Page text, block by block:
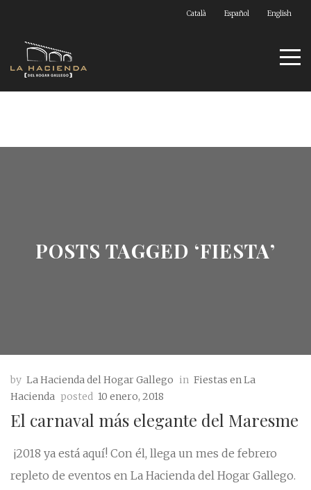
Català Español English
POSTS TAGGED ‘FIESTA’
by La Hacienda del Hogar Gallego in Fiestas en La
Hacienda posted 10 enero, 2018
El carnaval más elegante del Maresme
¡2018 ya está aquí! Con él, llega un mes de febrero
repleto de eventos en La Hacienda del Hogar Gallego.